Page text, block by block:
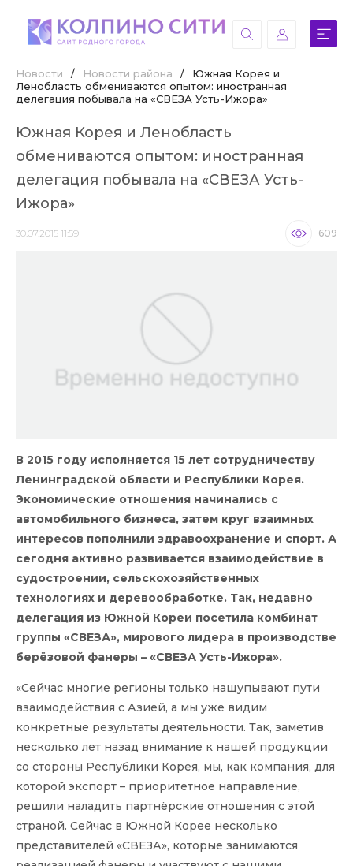
Новости / Новости района /
Южная Корея и
Ленобласть обмениваются опытом: иностранная
делегация побывала на «СВЕЗА Усть-Ижора»
Южная Корея и Ленобласть
обмениваются опытом: иностранная
делегация побывала на «СВЕЗА Усть-
Ижора»
30.07.2015 11:59 609
В 2015 году исполняется 15 лет сотрудничеству
Ленинградской области и Республики Корея.
Экономические отношения начинались с
автомобильного бизнеса, затем круг взаимных
интересов пополнили здравоохранение и спорт. А
сегодня активно развивается взаимодействие в
судостроении, сельскохозяйственных
технологиях и деревообработке. Так, недавно
делегация из Южной Кореи посетила комбинат
группы «СВЕЗА», мирового лидера в производстве
берёзовой фанеры – «СВЕЗА Усть-Ижора».
«Сейчас многие регионы только нащупывают пути
взаимодействия с Азией, а мы уже видим
конкретные результаты деятельности. Так, заметив
несколько лет назад внимание к нашей продукции
со стороны Республики Корея, мы, как компания, для
которой экспорт – приоритетное направление,
решили наладить партнёрские отношения с этой
страной. Сейчас в Южной Корее несколько
представителей «СВЕЗА», которые занимаются